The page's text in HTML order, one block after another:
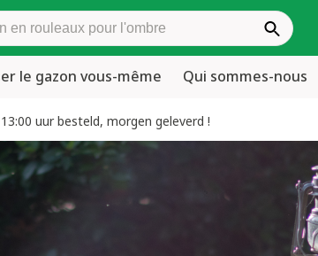
du gazon en rouleaux
le gazon vous-même Qui sommes-nous
uur besteld, morgen geleverd !